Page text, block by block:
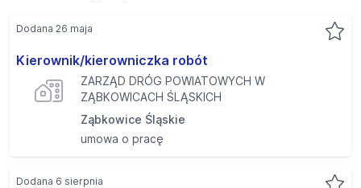
Kierownik/kierowniczka robót
ZARZĄD DRÓG POWIATOWYCH W
ZĄBKOWICACH ŚLĄSKICH
Ząbkowice Śląskie
umowa o pracę
Dodana 26 maja
Dodana 6 sierpnia